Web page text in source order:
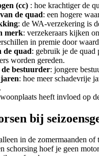
(cc) : hoe krachtiger de
de quad: een hogere
: de WA-verzekering is
merk: verzekeraars kijken
in premie door
de quad: gebruik je de quad
worden gereden.
bestuurder: jongere
: hoe meer schadevrije
heeft invloed op
bij
in de zomermaanden
schorsing hoef je geen